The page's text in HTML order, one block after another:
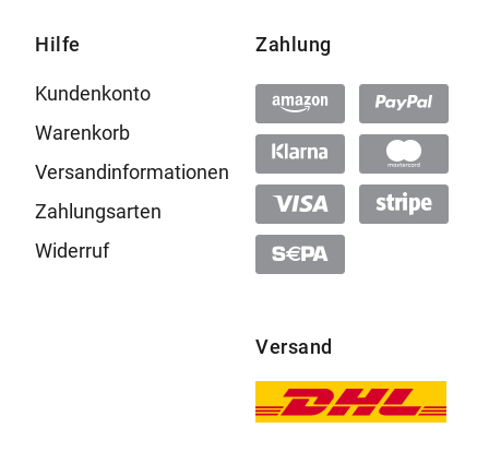
Hilfe
Kundenkonto
Warenkorb
Versandinformationen
Zahlungsarten
Widerruf
Zahlung
Versand